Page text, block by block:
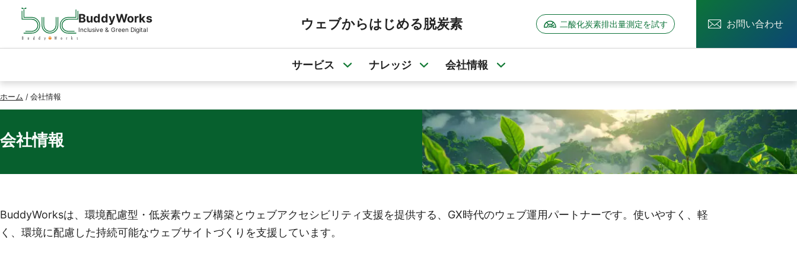
ページの先頭
本文へスキップ
BuddyWorks
Inclusive & Green Digital ウェブからはじめる脱炭素 二酸化炭素排出量測定を試す お問い合わせ
サービス
サービスのサブメニューを開く
ナレッジ
ナレッジのサブメニューを開く
会社情報
ホーム / 会社情報
会社情報
BuddyWorksは、環境配慮型・低炭素ウェブ構築とウェブアクセシビリティ支援を提供する、GX時代のウェブ運用パートナーです。使いやすく、軽
く、環境に配慮した持続可能なウェブサイトづくりを支援しています。